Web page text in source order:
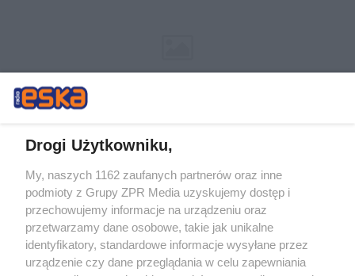
Żaden utwór zamieszczony w serwisie nie może być powielany i
rozpowszechniany lub dalej rozpowszechniany w jakikolwiek sposób (w
tym także elektroniczny lub mechaniczny) na jakimkolwiek polu
eksploatacji w jakiejkolwiek formie, włącznie z umieszczaniem w
Internecie bez pisemnej zgody właściciela praw. Jakiekolwiek użycie lub
wykorzystanie utworów w całości lub w części z naruszeniem prawa,
tzn. bez właściwej zgody, jest zabronione pod groźbą kary i może być
ścigane prawnie.
Drogi Użytkowniku,
My, naszych 1162 zaufanych partnerów oraz inne
podmioty z Grupy ZPR Media uzyskujemy dostęp i
przechowujemy informacje na urządzeniu oraz
przetwarzamy dane osobowe, takie jak unikalne
identyfikatory, standardowe informacje wysyłane przez
urządzenie czy dane przeglądania w celu zapewniania